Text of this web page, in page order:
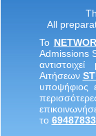
All
Το
Admissions
Αιτήσεων
υποψήφιος
το